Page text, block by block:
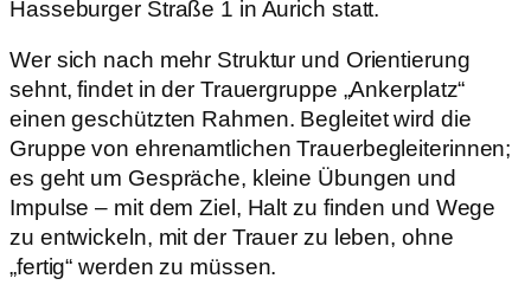
Hasseburger Straße 1 in Aurich statt.
Wer sich nach mehr Struktur und Orientierung
sehnt, findet in der Trauergruppe „Ankerplatz“
einen geschützten Rahmen. Begleitet wird die
Gruppe von ehrenamtlichen Trauerbegleiterinnen;
es geht um Gespräche, kleine Übungen und
Impulse – mit dem Ziel, Halt zu finden und Wege
zu entwickeln, mit der Trauer zu leben, ohne
„fertig“ werden zu müssen.